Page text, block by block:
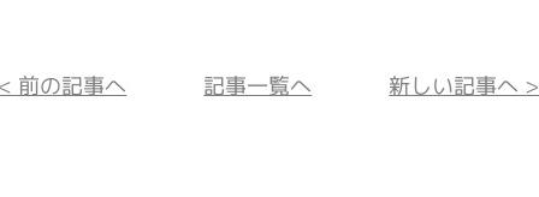
前の記事へ 記事一覧へ 新しい記事へ